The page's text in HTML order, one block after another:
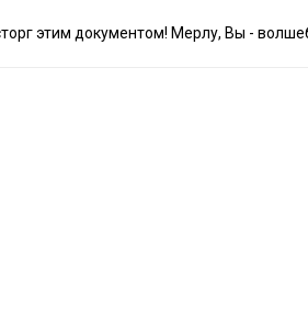
этим документом! Мерлу, Вы -